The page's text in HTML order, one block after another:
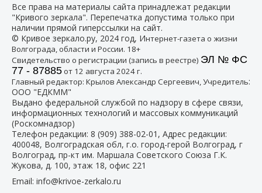
Все права на материалы сайта принадлежат редакции
"Кривого зеркала". Перепечатка допустима только при
наличии прямой гиперссылки на сайт.
© Кривое зеркало.ру, 2024 год, Интернет-газета о жизни
Волгограда, области и России. 18+
Свидетельство о регистрации (запись в реестре) ЭЛ № ФС
77 - 87885от 12 августа 2024 г.
Главный редактор: Крылов Александр Сергеевич, Учредитель:
ООО "ЕДКММ"
Выдано федеральной службой по надзору в сфере связи,
информационных технологий и массовых коммуникаций
(Роскомнадзор)
Телефон редакции: 8 (909) 388-02-01 , Адрес редакции:
400048, Волгоградская обл, г.о. город-герой Волгоград, г
Волгоград, пр-кт им. Маршала Советского Союза Г.К.
Жукова, д. 100, этаж 18, офис 221
Email: info@krivoe-zerkalo.ru